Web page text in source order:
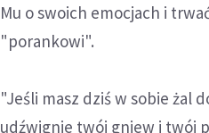
Mu o swoich emocjach i
"porankowi".
"Jeśli masz dziś w sobie żal
udźwignie twój gniew i twój